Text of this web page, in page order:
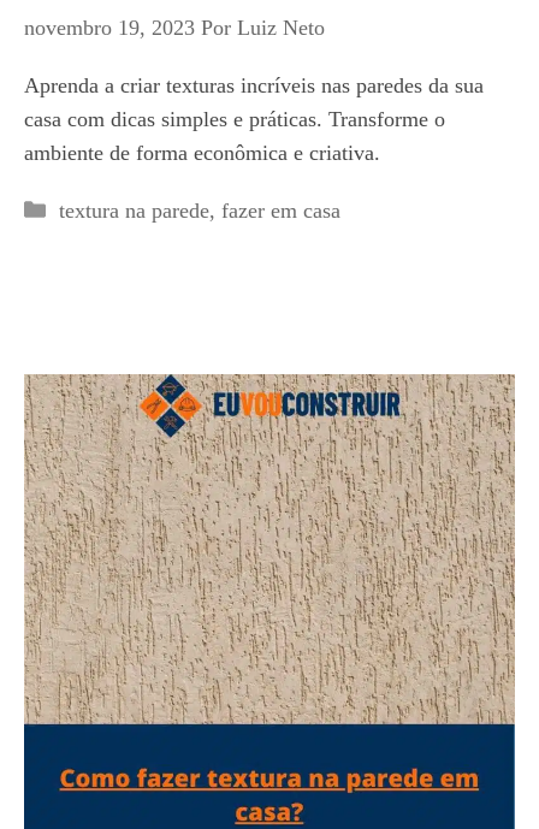
novembro 19, 2023 Por Luiz Neto
Aprenda a criar texturas incríveis nas paredes da sua
casa com dicas simples e práticas. Transforme o
ambiente de forma econômica e criativa.
Categorias
textura na parede, fazer em casa